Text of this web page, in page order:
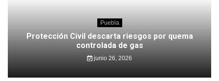
Puebla
Protección Civil descarta riesgos por quema
controlada de gas
junio 26, 2026